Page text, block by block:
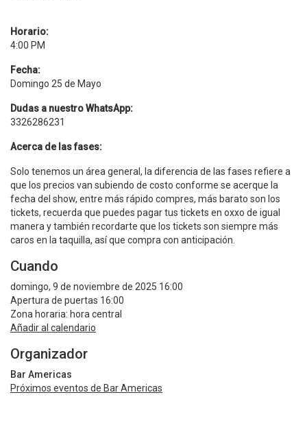
Horario:
4:00 PM
Fecha:
Domingo 25 de Mayo
Dudas a nuestro WhatsApp:
3326286231
Acerca de las fases:
Solo tenemos un área general, la diferencia de las fases refiere a
que los precios van subiendo de costo conforme se acerque la
fecha del show, entre más rápido compres, más barato son los
tickets, recuerda que puedes pagar tus tickets en oxxo de igual
manera y también recordarte que los tickets son siempre más
caros en la taquilla, así que compra con anticipación.
Cuando
domingo, 9 de noviembre de 2025 16:00
Apertura de puertas 16:00
Zona horaria: hora central
Añadir al calendario
Organizador
Bar Americas
Próximos eventos de Bar Americas